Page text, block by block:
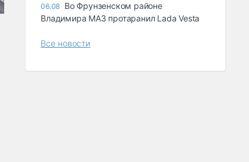
06.08 Во Фрунзенском районе
Владимира МАЗ протаранил Lada Vesta
Все новости